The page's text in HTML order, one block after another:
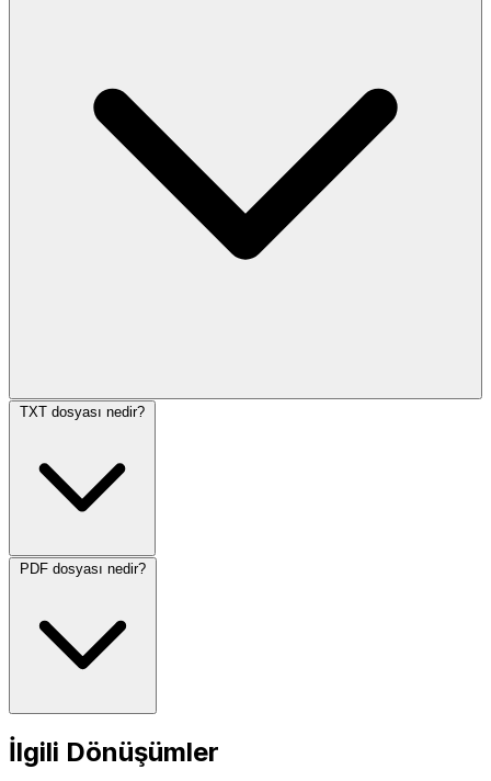
TXT dosyası nedir?
PDF dosyası nedir?
İlgili Dönüşümler